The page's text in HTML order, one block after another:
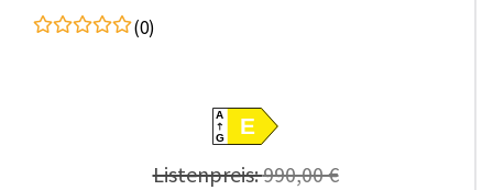
(0)
A
GE
Listenpreis:990,00 €